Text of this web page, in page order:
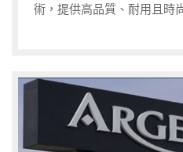
術，提供高品質、耐用且時